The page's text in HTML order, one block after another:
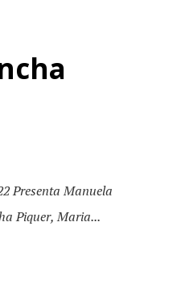
Presenta Manuela
Piquer, Maria...